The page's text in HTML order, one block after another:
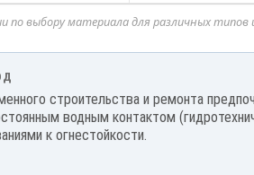
по выбору материала для различных типов
строительства и ремонта
водным контактом
к огнестойкости.